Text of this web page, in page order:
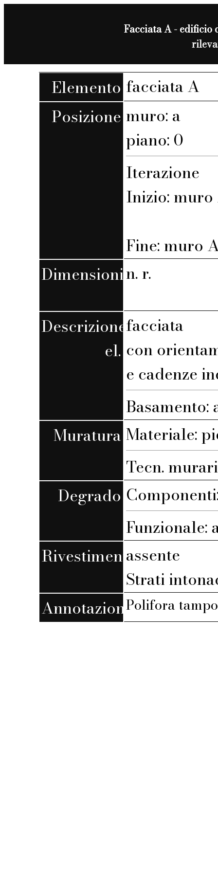
Facciata A - edificio
Elemento facciata A
Posizione muro: a
piano: 0
Iterazione
Inizio: muro
Fine: muro
Dimensionin. r.
Descrizione
el.
facciata
con
e cadenze
Muratura Materiale:
Tecn.
Degrado
Funzionale:
Rivestimentoassente
Strati
AnnotazioniPolifora